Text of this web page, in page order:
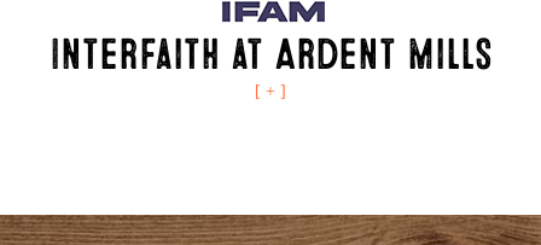
InterFaith at Ardent Mills
[ + ]